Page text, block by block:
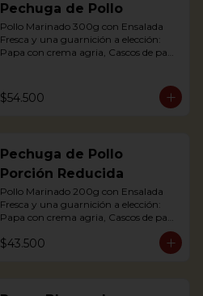
with rustic potatoes and fresh avocado
salad
Pechuga de Pollo
Pollo Marinado 300g con Ensalada
Fresca y una guarnición a elección:
Papa con crema agria, Cascos de papa
y arracacha.
with a fresh salad.
$54.500
Pechuga de Pollo
Porción Reducida
Pollo Marinado 200g con Ensalada
Fresca y una guarnición a elección:
Papa con crema agria, Cascos de papa
quesito, Palitos de Yuca, Puré de papa
y arracacha. (Foto Porción Completa)
$43.500